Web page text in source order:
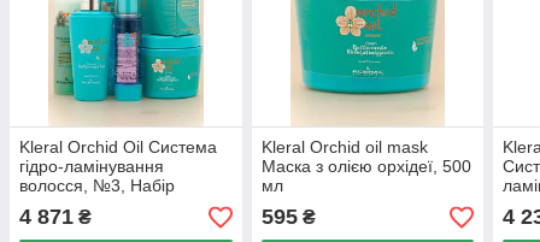
Kleral Orchid Oil Система
гідро-ламінування
волосся, №3, Набір
4 871 ₴
Kleral Orchid oil mask
Маска з олією орхідеї, 500
мл
595₴ 4